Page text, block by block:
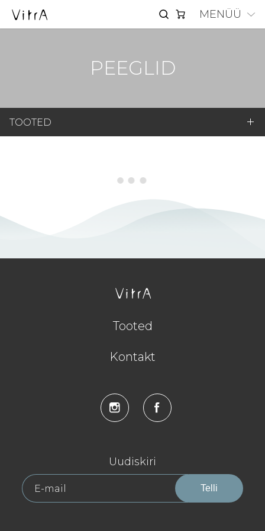
MENÜÜ
PEEGLID
TOOTED
Tooted
Kontakt
Uudiskiri